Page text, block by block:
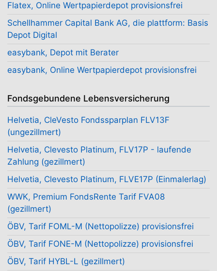
Flatex, Online Wertpapierdepot provisionsfrei
Schellhammer Capital Bank AG, die plattform: Basis
Depot Digital
easybank, Depot mit Berater
easybank, Online Wertpapierdepot provisionsfrei
Fondsgebundene Lebensversicherung
Helvetia, CleVesto Fondssparplan FLV13F
(ungezillmert)
Helvetia, Clevesto Platinum, FLV17P - laufende
Zahlung (gezillmert)
Helvetia, Clevesto Platinum, FLVE17P (Einmalerlag)
WWK, Premium FondsRente Tarif FVA08
(gezillmert)
ÖBV, Tarif FOML-M (Nettopolizze) provisionsfrei
ÖBV, Tarif FONE-M (Nettopolizze) provisionsfrei
ÖBV, Tarif HYBL-L (gezillmert)